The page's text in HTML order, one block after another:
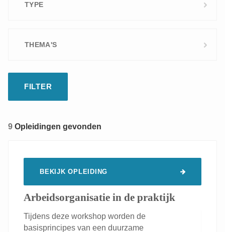
TYPE
Standaard
Op maat
THEMA'S
9 Opleidingen gevonden
BEKIJK OPLEIDING
Arbeidsorganisatie in de praktijk
Tijdens deze workshop worden de
basisprincipes van een duurzame